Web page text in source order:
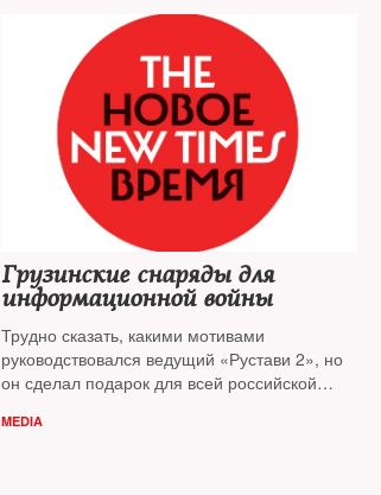
Грузинские снаряды для
информационной войны
Трудно сказать, какими мотивами
руководствовался ведущий «Рустави 2», но
он сделал подарок для всей российской
не упустившей такой шанс. Публицист
MEDIA